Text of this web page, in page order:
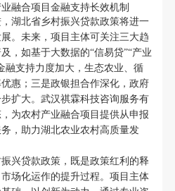
融合项目金融支持长效机制
湖北省乡村振兴贷款政策将进一
。未来，项目主体可关注三大趋
，如基于大数据的“信易贷”“产业
融支持力度加大，生态农业、循
惠；三是政银担合作深化，政府
扩大。武汉祺霖科技咨询服务有
为农村产业融合项目提供从申报
，助力湖北农业农村高质量发
兴贷款政策，既是政策红利的释
场化运作的提升过程。项目主体